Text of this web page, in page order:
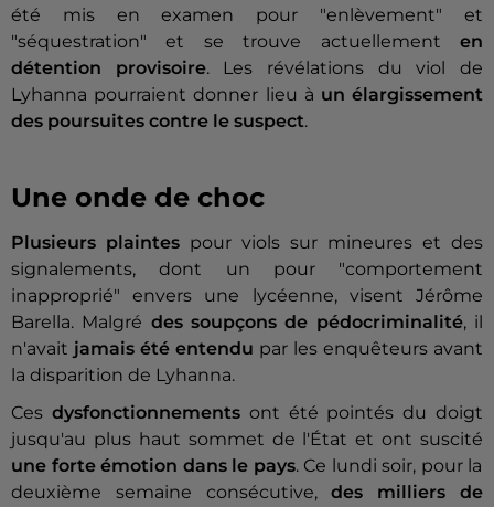
été mis en examen pour "enlèvement" et
"séquestration" et se trouve actuellement en
détention provisoire. Les révélations du viol de
Lyhanna pourraient donner lieu à un élargissement
des poursuites contre le suspect.
Une onde de choc
Plusieurs plaintes pour viols sur mineures et des
signalements, dont un pour "comportement
inapproprié" envers une lycéenne, visent Jérôme
Barella. Malgré des soupçons de pédocriminalité, il
n'avait jamais été entendu par les enquêteurs avant
la disparition de Lyhanna.
Ces dysfonctionnementsont été pointés du doigt
jusqu'au plus haut sommet de l'État et ont suscité
une forte émotion dans le pays. Ce lundi soir, pour la
deuxième semaine consécutive,des milliers de